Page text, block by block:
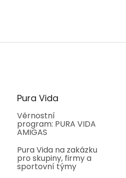
v
Pura Vida
Věrnostní
program: PURA VIDA
AMIGAS
Pura Vida na zakázku
pro skupiny, firmy a
sportovní týmy